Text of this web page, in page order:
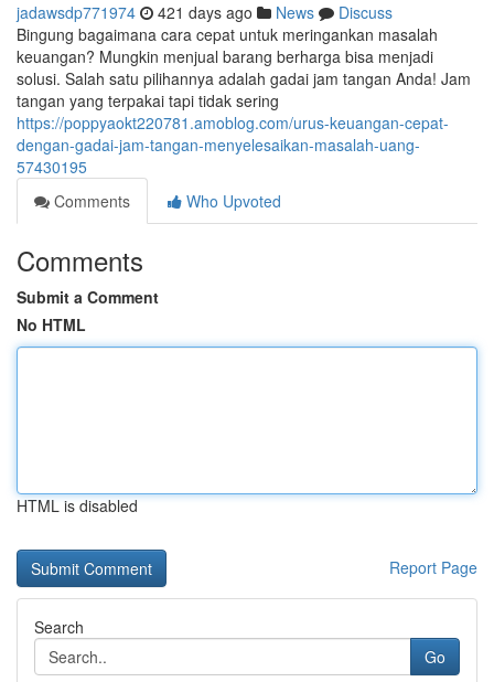
jadawsdp771974 421 days ago News
Discuss
Bingung bagaimana cara cepat untuk meringankan masalah
keuangan? Mungkin menjual barang berharga bisa menjadi
solusi. Salah satu pilihannya adalah gadai jam tangan Anda! Jam
tangan yang terpakai tapi tidak sering
https://poppyaokt220781.amoblog.com/urus-keuangan-cepat-
dengan-gadai-jam-tangan-menyelesaikan-masalah-uang-
57430195
Comments
Who Upvoted
Comments
Submit a Comment
No HTML
HTML is disabled
Report Page
Search
Go